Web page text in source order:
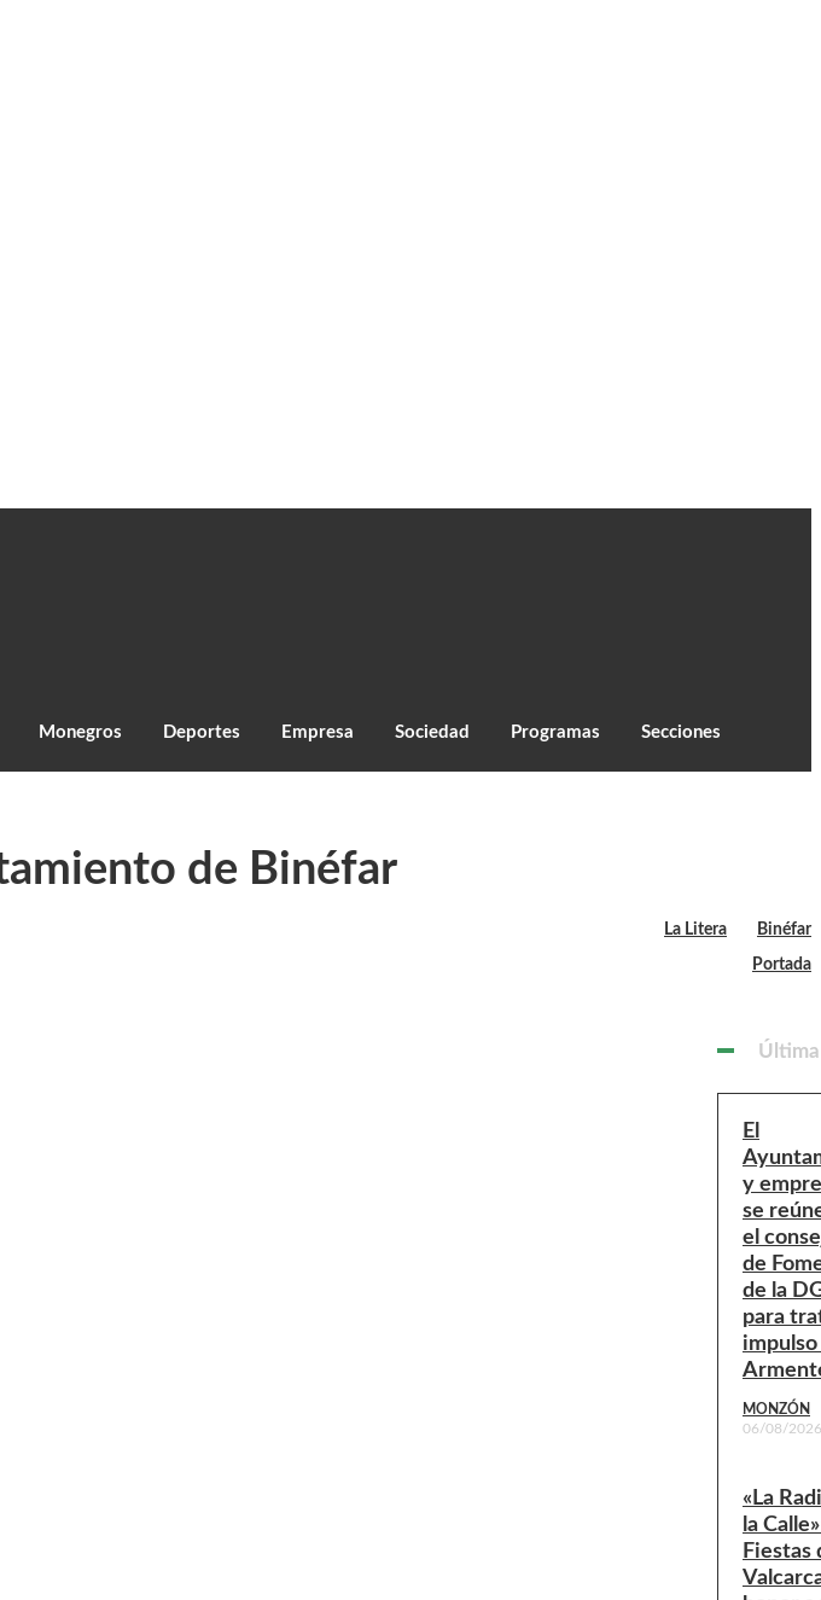
Monegros Deportes Empresa Sociedad Programas Secciones
de Binéfar
La Litera Binéfar
Portada
El
y
se
el
de
de la
para
impulso
MONZÓN
06/08/2026
«La
la
Fiestas